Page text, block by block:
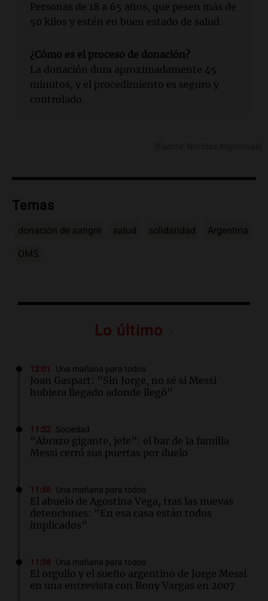
Personas de 18 a 65 años, que pesen más de
50 kilos y estén en buen estado de salud.
¿Cómo es el proceso de donación?
La donación dura aproximadamente 45
minutos, y el procedimiento es seguro y
controlado.
Temas
donación de sangre salud solidaridad Argentina
OMS
Lo último
12:01 Una mañana para todos
Joan Gaspart: "Sin Jorge, no sé si Messi
hubiera llegado adonde llegó"
11:52 Sociedad
“Abrazo gigante, jefe”: el bar de la familia
Messi cerró sus puertas por duelo
11:46 Una mañana para todos
El abuelo de Agostina Vega, tras las nuevas
detenciones: "En esa casa están todos
implicados"
11:38 Una mañana para todos
El orgullo y el sueño argentino de Jorge Messi
en una entrevista con Rony Vargas en 2007